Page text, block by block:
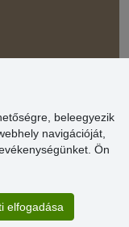
beleegyezik
navigációját,
Ön
elfogadása